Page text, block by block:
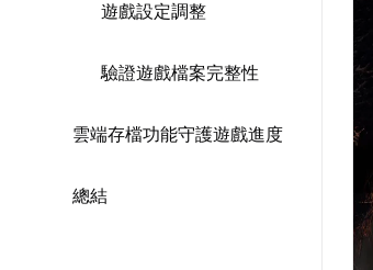
遊戲設定調整
驗證遊戲檔案完整性
雲端存檔功能守護遊戲進度
總結